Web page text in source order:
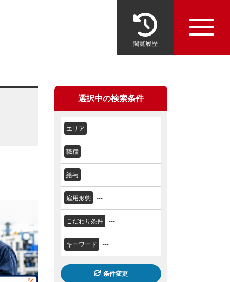
閲覧履歴
選択中の検索条件
エリア ---
職種 ---
給与 ---
雇用形態 ---
こだわり条件 ---
キーワード ---
条件変更